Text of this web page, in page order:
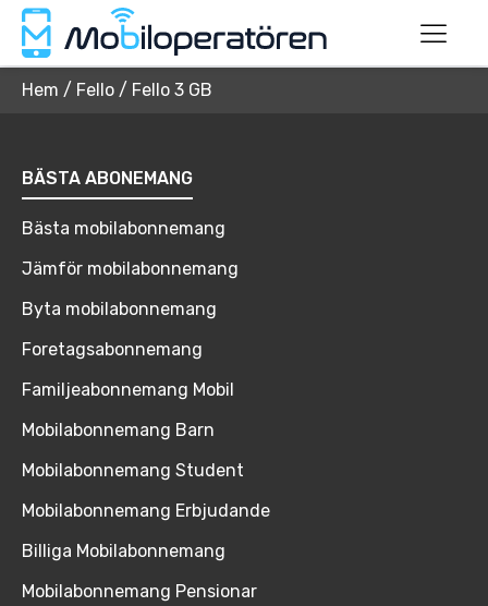
Hem / Fello / Fello 3 GB
BÄSTA ABONEMANG
Bästa mobilabonnemang
Jämför mobilabonnemang
Byta mobilabonnemang
Foretagsabonnemang
Familjeabonnemang Mobil
Mobilabonnemang Barn
Mobilabonnemang Student
Mobilabonnemang Erbjudande
Billiga Mobilabonnemang
Mobilabonnemang Pensionar